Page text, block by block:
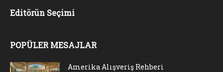
Editörün Seçimi
POPÜLER MESAJLAR
Amerika Alışveriş Rehberi